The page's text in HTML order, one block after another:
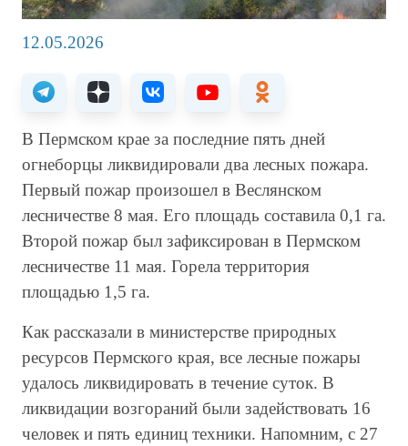
12.05.2026
В Пермском крае за последние пять дней
огнеборцы ликвидировали два лесных пожара.
Первый пожар произошел в Веслянском
лесничестве 8 мая. Его площадь составила 0,1 га.
Второй пожар был зафиксирован в Пермском
лесничестве 11 мая. Горела территория
площадью 1,5 га.
Как рассказали в министерстве природных
ресурсов Пермского края, все лесные пожары
удалось ликвидировать в течение суток. В
ликвидации возгораний были задействовать 16
человек и пять единиц техники. Напомним, с 27